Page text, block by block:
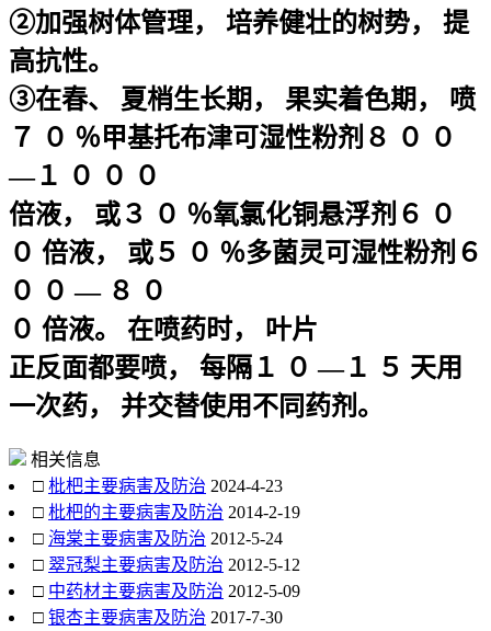
②加强树体管理， 培养健壮的树势， 提
高抗性。
③在春、 夏梢生长期， 果实着色期， 喷
７ ０ ％甲基托布津可湿性粉剂８ ０ ０
—１ ０ ０ ０
倍液， 或３ ０ ％氧氯化铜悬浮剂６ ０
０ 倍液， 或５ ０ ％多菌灵可湿性粉剂６
０ ０ — ８ ０
０ 倍液。 在喷药时， 叶片
正反面都要喷， 每隔１ ０ —１ ５ 天用
一次药， 并交替使用不同药剂。
相关信息
□ 枇杷主要病害及防治 2024-4-23
□ 枇杷的主要病害及防治 2014-2-19
□ 海棠主要病害及防治 2012-5-24
□ 翠冠梨主要病害及防治 2012-5-12
□ 中药材主要病害及防治 2012-5-09
□ 银杏主要病害及防治 2017-7-30